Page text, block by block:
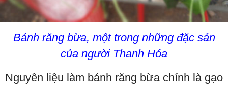
Bánh răng bừa, một trong những đặc sản
của người Thanh Hóa
Nguyên liệu làm bánh răng bừa chính là gạo